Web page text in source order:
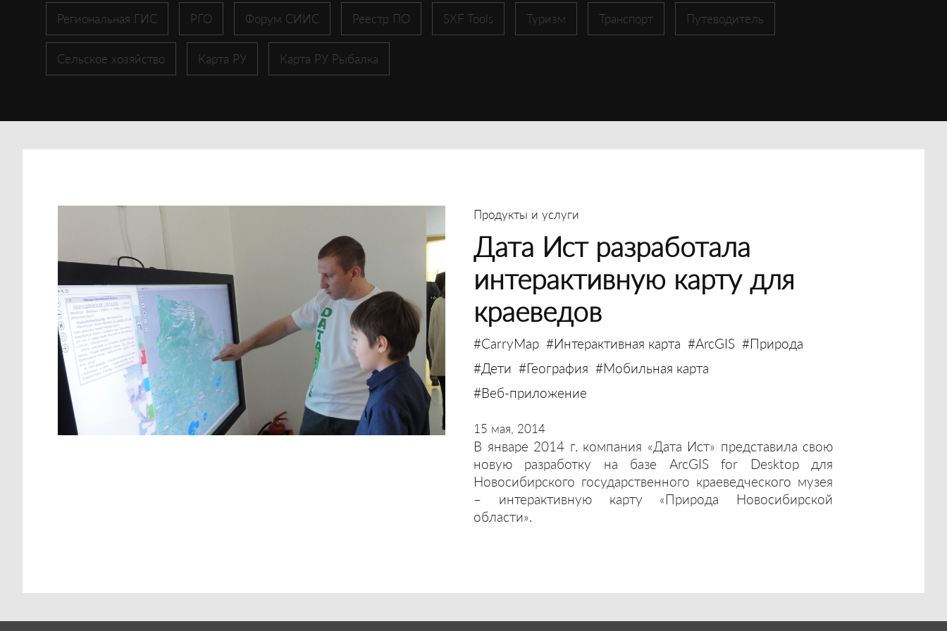
Региональная ГИС РГО Форум СИИС Реестр ПО SXF Tools Туризм Транспорт Путеводитель
Сельское хозяйство Карта РУ Карта РУ Рыбалка
Продукты и услуги
Дата Ист разработала
интерактивную карту для
краеведов
#CarryMap #Интерактивная карта #ArcGIS #Природа
#Дети #География #Мобильная карта
#Веб-приложение
15 мая, 2014
В январе 2014 г. компания «Дата Ист» представила свою
новую разработку на базе ArcGIS for Desktop для
Новосибирского государственного краеведческого музея
– интерактивную карту «Природа Новосибирской
области».